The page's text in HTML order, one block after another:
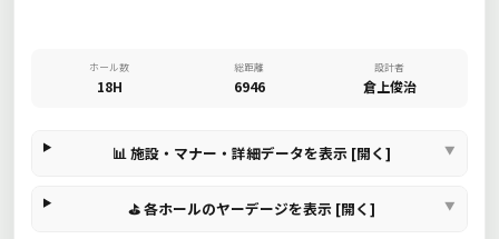
ホール数
18H
総距離
6946
設計者
倉上俊治
📊 施設・マナー・詳細データを表示 [開く]
⛳ 各ホールのヤーデージを表示 [開く]